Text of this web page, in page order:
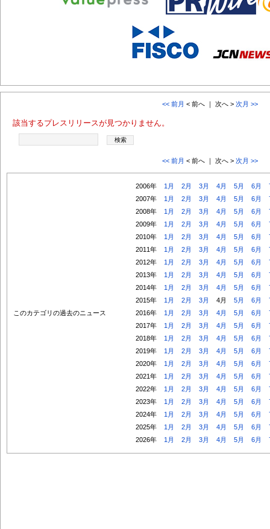
<< 前月 < 前へ ｜ 次へ > 次月 >>
該当するプレスリリースが見つかりません。
<< 前月 < 前へ ｜ 次へ > 次月 >>
このカテゴリの過去のニュース
2006年 1月 2月 3月 4月 5月 6月
2007年
1月 2月 3月 4月 5月 6月
2008年
1月 2月 3月 4月 5月 6月
2009年
1月 2月 3月 4月 5月 6月
2010年
1月 2月 3月 4月 5月 6月
2011年
1月 2月 3月 4月 5月 6月
2012年
1月 2月 3月 4月 5月 6月
2013年
1月 2月 3月 4月 5月 6月
2014年
1月 2月 3月 4月 5月 6月
2015年
1月 2月 3月 4月 5月 6月
2016年
1月 2月 3月 4月 5月 6月
2017年
1月 2月 3月 4月 5月 6月
2018年
1月 2月 3月 4月 5月 6月
2019年
1月 2月 3月 4月 5月 6月
2020年
1月 2月 3月 4月 5月 6月
2021年
1月 2月 3月 4月 5月 6月
2022年
1月 2月 3月 4月 5月 6月
2023年
1月 2月 3月 4月 5月 6月
2024年
1月 2月 3月 4月 5月 6月
2025年
1月 2月 3月 4月 5月 6月
2026年
1月 2月 3月 4月 5月 6月